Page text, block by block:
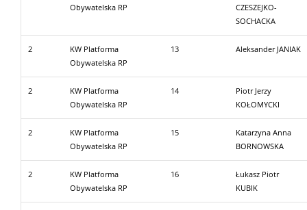
Obywatelska RP
CZESZEJKO-
SOCHACKA
2
KW Platforma
Obywatelska RP
13 Aleksander JANIAK
2
KW Platforma
Obywatelska RP
14
Piotr Jerzy
KOŁOMYCKI
2
KW Platforma
Obywatelska RP
15
Katarzyna Anna
BORNOWSKA
2
KW Platforma
Obywatelska RP
16
Łukasz Piotr
KUBIK